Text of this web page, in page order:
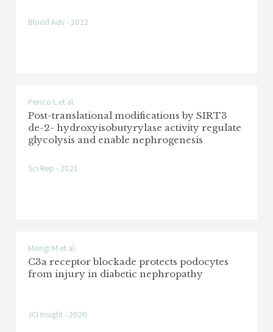
Blood Adv - 2022
Perico L et al.
Post-translational modifications by SIRT3
de-2- hydroxyisobutyrylase activity regulate
glycolysis and enable nephrogenesis
Sci Rep - 2021
Morigi M et al.
C3a receptor blockade protects podocytes
from injury in diabetic nephropathy
JCI Insight - 2020